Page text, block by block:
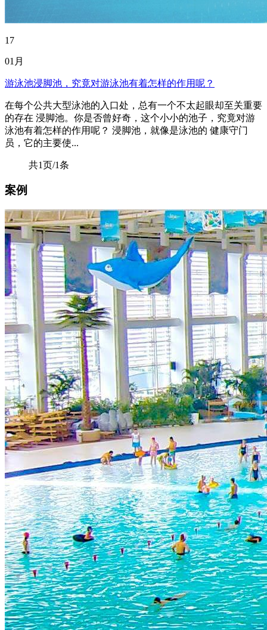
17
01月
游泳池浸脚池，究竟对游泳池有着怎样的作用呢？
在每个公共大型泳池的入口处，总有一个不太起眼却至关重要
的存在 浸脚池。你是否曾好奇，这个小小的池子，究竟对游
泳池有着怎样的作用呢？ 浸脚池，就像是泳池的 健康守门
员，它的主要使...
共1页/1条
案例